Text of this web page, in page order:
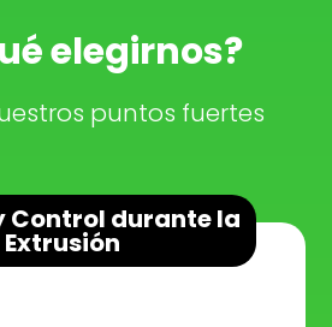
elegirnos?
puntos fuertes
Control durante la
Extrusión